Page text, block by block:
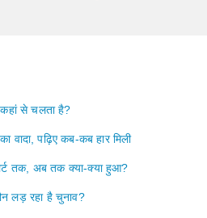
से चलता है?
वादा, पढ़िए कब-कब हार मिली
तक, अब तक क्या-क्या हुआ?
लड़ रहा है चुनाव?